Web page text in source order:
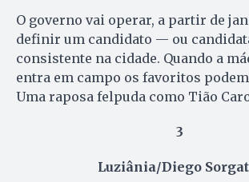
O governo vai operar, a partir de
definir um candidato — ou
consistente na cidade. Quando a
entra em campo os favoritos
Uma raposa felpuda como Tião
3
Luziânia/Diego